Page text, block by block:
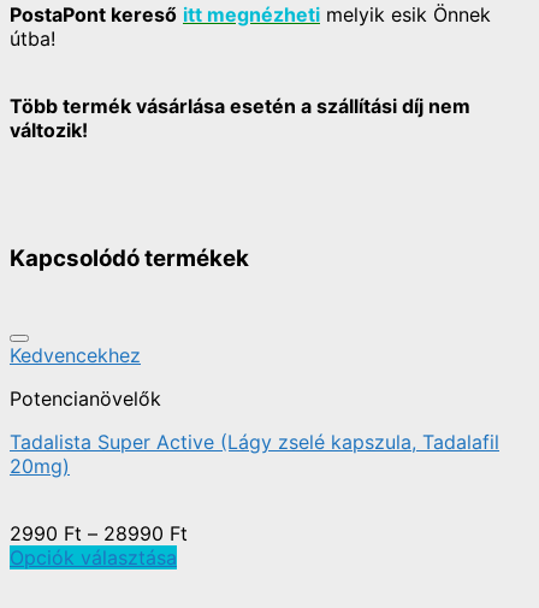
PostaPont kereső itt megnézheti melyik esik Önnek
útba!
Több termék vásárlása esetén a szállítási díj nem
változik!
Kapcsolódó termékek
Kedvencekhez
Potencianövelők
Tadalista Super Active (Lágy zselé kapszula, Tadalafil
20mg)
2990 Ft – 28990 Ft
Opciók választása